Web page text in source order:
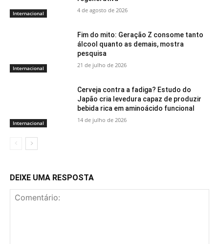
Internacional 4 de agosto de 2026
Internacional
Fim do mito: Geração Z consome tanto
álcool quanto as demais, mostra
pesquisa
21 de julho de 2026
Internacional
Cerveja contra a fadiga? Estudo do
Japão cria levedura capaz de produzir
bebida rica em aminoácido funcional
14 de julho de 2026
DEIXE UMA RESPOSTA